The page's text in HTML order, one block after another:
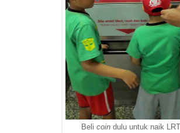
Beli coin dulu untuk naik LRT